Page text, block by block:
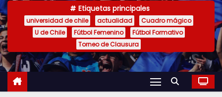
o
n
t
e
n
d
Etiquetas principales
universidad de chile actualidad
Cuadro mágico
U de Chile
Fútbol Femenino
Fútbol Formativo
Torneo de Clausura